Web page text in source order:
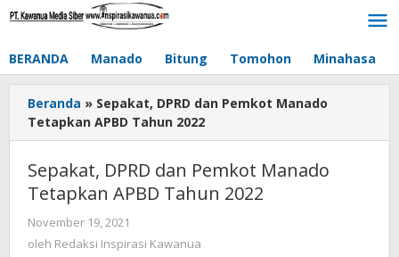
Lewati
BERANDA Manado Bitung Tomohon Minahasa
Beranda » Sepakat, DPRD dan Pemkot Manado
Tetapkan APBD Tahun 2022
Sepakat, DPRD dan Pemkot Manado
Tetapkan APBD Tahun 2022
November 19, 2021
Redaksi
oleh Redaksi Inspirasi Kawanua